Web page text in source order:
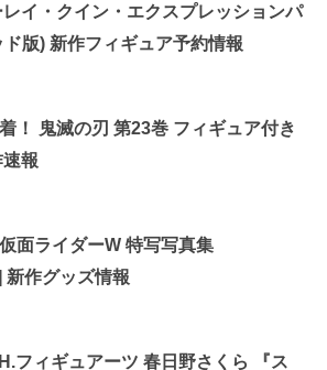
イ・クイン・エクスプレッションパ
版) 新作フィギュア予約情報
！ 鬼滅の刃 第23巻 フィギュア付き
報
面ライダーW 特写写真集
新作グッズ情報
フィギュアーツ 春日野さくら 『ス